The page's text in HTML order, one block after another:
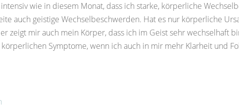
wie in diesem Monat, dass ich starke, körperliche
auch geistige Wechselbeschwerden. Hat es nur körperliche
zeigt mir auch mein Körper, dass ich im Geist sehr wechselhaft
Symptome, wenn ich auch in mir mehr Klarheit und